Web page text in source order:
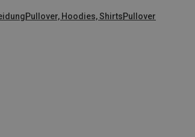
Pullover, Hoodies, ShirtsPullover